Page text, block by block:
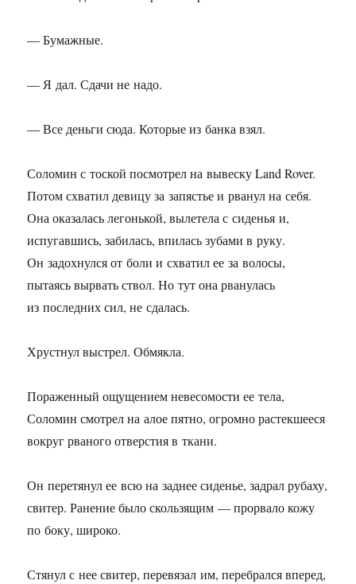
— Бумажные.
— Я дал. Сдачи не надо.
— Все деньги сюда. Которые из банка взял.
Соломин с тоской посмотрел на вывеску Land Rover.
Потом схватил девицу за запястье и рванул на себя.
Она оказалась легонькой, вылетела с сиденья и,
испугавшись, забилась, впилась зубами в руку.
Он задохнулся от боли и схватил ее за волосы,
пытаясь вырвать ствол. Но тут она рванулась
из последних сил, не сдалась.
Хрустнул выстрел. Обмякла.
Пораженный ощущением невесомости ее тела,
Соломин смотрел на алое пятно, огромно растекшееся
вокруг рваного отверстия в ткани.
Он перетянул ее всю на заднее сиденье, задрал рубаху,
свитер. Ранение было скользящим — прорвало кожу
по боку, широко.
Стянул с нее свитер, перевязал им, перебрался вперед,